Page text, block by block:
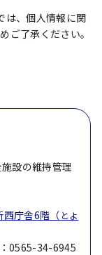
は、個人情報に関
ご了承ください。
設の維持管理
庁舎6階（ とよ
0565-34-6945